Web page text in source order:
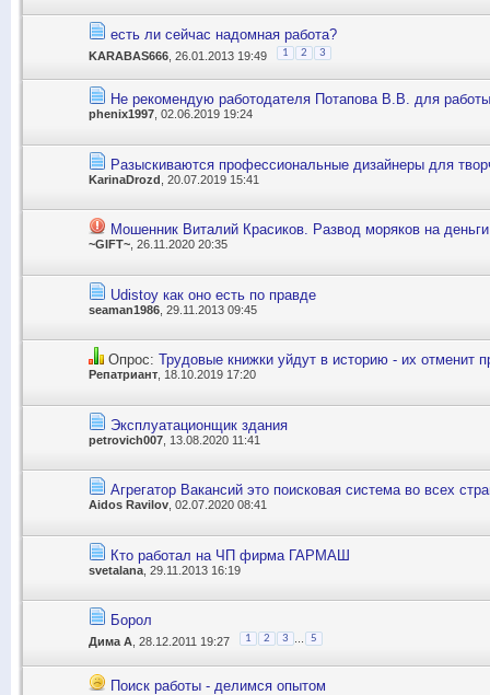
есть ли сейчас надомная работа?
KARABAS666 , 26.01.2013 19:49 1 2 3
Не рекомендую работодателя Потапова В.В. для
phenix1997 , 02.06.2019 19:24
Разыскиваются профессиональные дизайнеры для
KarinaDrozd , 20.07.2019 15:41
Мошенник Виталий Красиков. Развод моряков на
~GIFT~ , 26.11.2020 20:35
Udistoy как оно есть по правде
seaman1986 , 29.11.2013 09:45
Опрос: Трудовые книжки уйдут в историю - их отменит
Репатриант , 18.10.2019 17:20
Эксплуатационщик здания
petrovich007 , 13.08.2020 11:41
Агрегатор Вакансий это поисковая система во всех
Aidos Ravilov , 02.07.2020 08:41
Кто работал на ЧП фирма ГАРМАШ
svetalana , 29.11.2013 16:19
Борол
Дима А , 28.12.2011 19:27 1 2 3 5
Поиск работы - делимся опытом